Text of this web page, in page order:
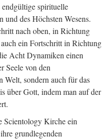
spirituelle
und des Höchsten Wesens.
nach oben, in Richtung
ein Fortschritt in Richtung
Acht Dynamiken einen
Seele von den
Welt, sondern auch für das
über Gott, indem man auf der
Scientology Kirche ein
grundlegenden